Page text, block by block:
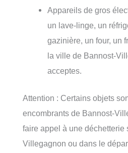
Appareils de gros
un lave-linge, un
gazinière, un four, un
la ville de Bannost-
acceptes.
Attention : Certains objets
encombrants de Bannost-
faire appel à une déchetterie
Villegagnon ou dans le